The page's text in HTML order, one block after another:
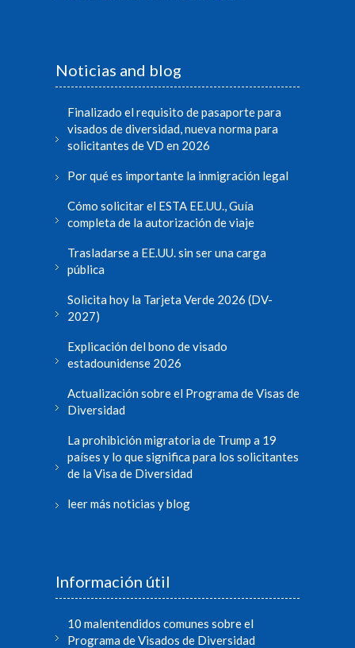
Noticias and blog
Finalizado el requisito de pasaporte para
visados de diversidad, nueva norma para
solicitantes de VD en 2026
Por qué es importante la inmigración legal
Cómo solicitar el ESTA EE.UU., Guía
completa de la autorización de viaje
Trasladarse a EE.UU. sin ser una carga
pública
Solicita hoy la Tarjeta Verde 2026 (DV-
2027)
Explicación del bono de visado
estadounidense 2026
Actualización sobre el Programa de Visas de
Diversidad
La prohibición migratoria de Trump a 19
países y lo que significa para los solicitantes
de la Visa de Diversidad
leer más noticias y blog
Información útil
10 malentendidos comunes sobre el
Programa de Visados de Diversidad